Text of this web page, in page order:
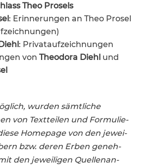
Theo Prosels
: Erinne­rungen an Theo Prosel
: Privat­auf­zeich­nungen
von Theodora Diehlund
wurden sämtliche
von Textteilen und Formu­lie­
Homepage von den jewei­
bzw. deren Erben geneh­
den jewei­ligen Quellen­an­